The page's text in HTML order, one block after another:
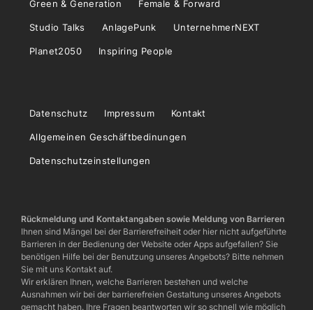
Green & Generation Female & Forward
Studio Talks AnlagePunk UnternehmerNEXT
Planet2050 Inspiring People
Datenschutz Impressum Kontakt
Allgemeinen Geschäftbedinungen
Datenschutzeinstellungen
Rückmeldung und Kontaktangaben sowie Meldung von Barrieren
Ihnen sind Mängel bei der Barrierefreiheit oder hier nicht aufgeführte
Barrieren in der Bedienung der Website oder Apps aufgefallen? Sie
benötigen Hilfe bei der Benutzung unseres Angebots? Bitte nehmen
Sie mit uns Kontakt auf.
Wir erklären Ihnen, welche Barrieren bestehen und welche
Ausnahmen wir bei der barrierefreien Gestaltung unseres Angebots
gemacht haben. Ihre Fragen beantworten wir so schnell wie möglich